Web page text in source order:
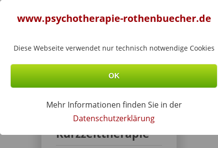
www.psychotherapie-rothenbuecher.de
Diese Webseite verwendet nur technisch notwendige Cookies
OK
Mehr Informationen finden Sie in der
Datenschutzerklärung
ROTHENBÜCHER
Lösungsorientierte Kurzzeittherapie
Lösungsorientierte
Kurzzeittherapie